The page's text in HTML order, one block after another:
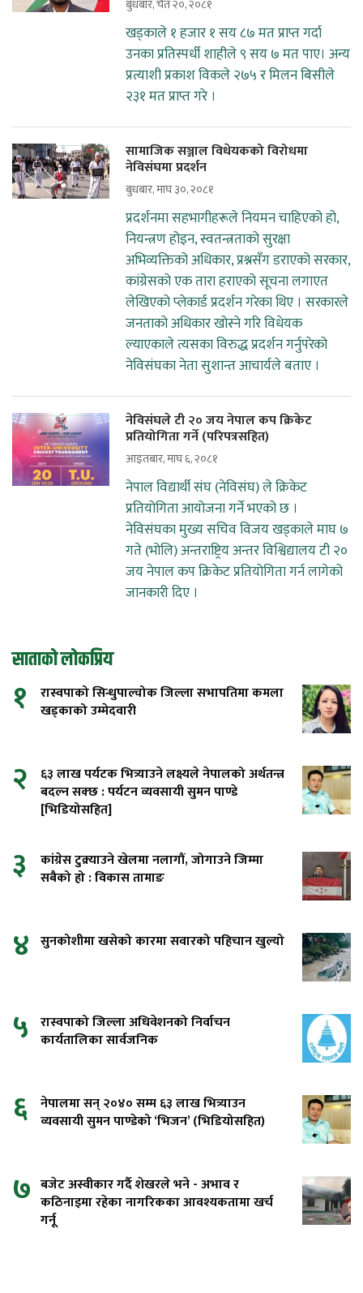
बुधबार, चैत २०, २०८१
खड्काले १ हजार १ सय ८७ मत प्राप्त गर्दा
उनका प्रतिस्पर्धी शाहीले ९ सय ७ मत पाए। अन्य
प्रत्याशी प्रकाश विकले २७५ र मिलन बिसीले
२३१ मत प्राप्त गरे ।
सामाजिक सञ्जाल विधेयकको विरोधमा
नेविसंघमा प्रदर्शन
बुधबार, माघ ३०, २०८१
प्रदर्शनमा सहभागीहरूले नियमन चाहिएको हो,
नियन्त्रण होइन, स्वतन्त्रताको सुरक्षा
अभिव्यक्तिको अधिकार, प्रश्नसँग डराएको सरकार,
कांग्रेसको एक तारा हराएको सूचना लगाएत
लेखिएको प्लेकार्ड प्रदर्शन गरेका थिए । सरकारले
जनताको अधिकार खोस्ने गरि विधेयक
ल्याएकाले त्यसका विरुद्ध प्रदर्शन गर्नुपरेको
नेविसंघका नेता सुशान्त आचार्यले बताए ।
नेविसंघले टी २० जय नेपाल कप क्रिकेट
प्रतियोगिता गर्ने (परिपत्रसहित)
आइतबार, माघ ६, २०८१
नेपाल विद्यार्थी संघ (नेविसंघ) ले क्रिकेट
प्रतियोगिता आयोजना गर्ने भएको छ ।
नेविसंघका मुख्य सचिव विजय खड्काले माघ ७
गते (भोलि) अन्तराष्ट्रिय अन्तर विश्विद्यालय टी २०
जय नेपाल कप क्रिकेट प्रतियोगिता गर्न लागेको
जानकारी दिए ।
साताको लोकप्रिय
१
रास्वपाको सिन्धुपाल्चोक जिल्ला सभापतिमा कमला
खड्काको उम्मेदवारी
२
६३ लाख पर्यटक भित्र्याउने लक्ष्यले नेपालको अर्थतन्त्र
बदल्न सक्छ : पर्यटन व्यवसायी सुमन पाण्डे
[भिडियोसहित]
३
कांग्रेस टुक्र्याउने खेलमा नलागौं, जोगाउने जिम्मा
सबैको हो : विकास तामाङ
४ सुनकोशीमा खसेको कारमा सवारको पहिचान खुल्यो
५ रास्वपाको जिल्ला अधिवेशनको निर्वाचन
कार्यतालिका सार्वजनिक
६ नेपालमा सन् २०४० सम्म ६३ लाख भित्र्याउन
व्यवसायी सुमन पाण्डेको ‘भिजन’ (भिडियोसहित)
७ बजेट अस्वीकार गर्दै शेखरले भने - अभाव र
कठिनाइमा रहेका नागरिकका आवश्यकतामा खर्च
गर्नू